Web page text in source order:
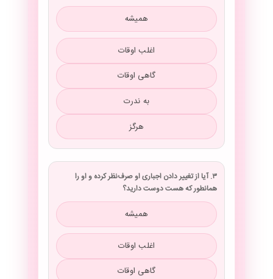
همیشه
اغلب اوقات
گاهی اوقات
به ندرت
هرگز
۳. آیا از تغییر دادن اجباری او صرف‌نظر کرده و او را
همانطور که هست دوست دارید؟
همیشه
اغلب اوقات
گاهی اوقات